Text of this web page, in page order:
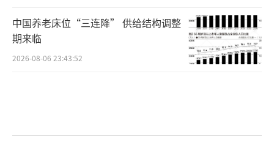
中国养老床位“三连降” 供给结构调整
期来临
2026-08-06 23:43:52